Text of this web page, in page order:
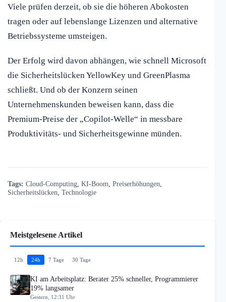
Viele prüfen derzeit, ob sie die höheren Abokosten
tragen oder auf lebenslange Lizenzen und alternative
Betriebssysteme umsteigen.
Der Erfolg wird davon abhängen, wie schnell Microsoft
die Sicherheitslücken YellowKey und GreenPlasma
schließt. Und ob der Konzern seinen
Unternehmenskunden beweisen kann, dass die
Premium-Preise der „Copilot-Welle“ in messbare
Produktivitäts- und Sicherheitsgewinne münden.
Tags: Cloud-Computing KI-Boom Preiserhöhungen
Sicherheitslücken Technologie
Meistgelesene Artikel
12h 24h 7 Tage 30 Tage
KI am Arbeitsplatz: Berater 25% schneller, Programmierer
19% langsamer
Gestern, 12:31 Uhr